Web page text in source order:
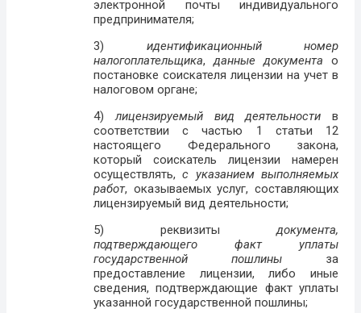
электронной почты индивидуального
предпринимателя;
3) идентификационный номер
налогоплательщика,данные документа о
постановке соискателя лицензии на учет в
налоговом органе;
4)лицензируемый вид деятельности в
соответствии с частью 1 статьи 12
настоящего Федерального закона,
который соискатель лицензии намерен
осуществлять,с указанием выполняемых
работ, оказываемых услуг, составляющих
лицензируемый вид деятельности;
5) реквизитыдокумента,
подтверждающего факт уплаты
государственной пошлины за
предоставление лицензии, либо иные
сведения, подтверждающие факт уплаты
указанной государственной пошлины;